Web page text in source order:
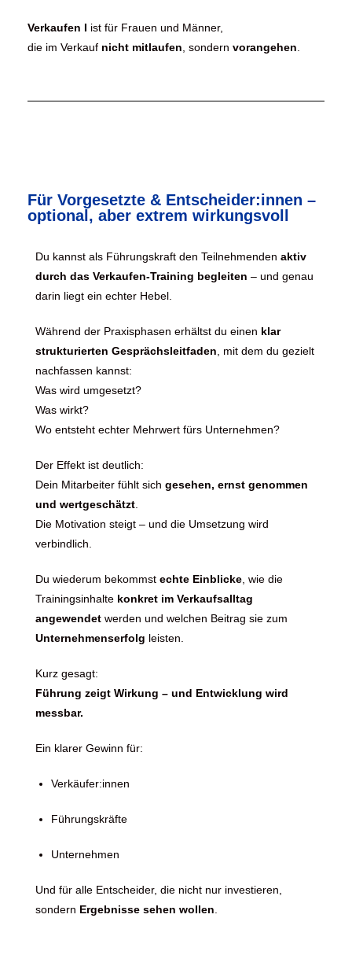
Verkaufen I ist für Frauen und Männer,
die im Verkauf nicht mitlaufen , sondern vorangehen
Für Vorgesetzte & Entscheider:innen –
optional, aber extrem wirkungsvoll
Du kannst als Führungskraft den Teilnehmenden aktiv
durch das Verkaufen-Training begleiten – und genau
darin liegt ein echter Hebel.
Während der Praxisphasen erhältst du einen klar
strukturierten Gesprächsleitfaden , mit dem du gezielt
nachfassen kannst:
Was wird umgesetzt?
Was wirkt?
Wo entsteht echter Mehrwert fürs Unternehmen?
Der Effekt ist deutlich:
Dein Mitarbeiter fühlt sich gesehen, ernst genommen
und wertgeschätzt
Die Motivation steigt – und die Umsetzung wird
verbindlich.
Du wiederum bekommst echte Einblicke , wie die
Trainingsinhalte konkret im Verkaufsalltag
angewendet werden und welchen Beitrag sie zum
Unternehmenserfolg leisten.
Kurz gesagt:
Führung zeigt Wirkung – und Entwicklung wird
messbar.
Ein klarer Gewinn für:
Verkäufer:innen
Führungskräfte
Unternehmen
Und für alle Entscheider, die nicht nur investieren,
sondern Ergebnisse sehen wollen